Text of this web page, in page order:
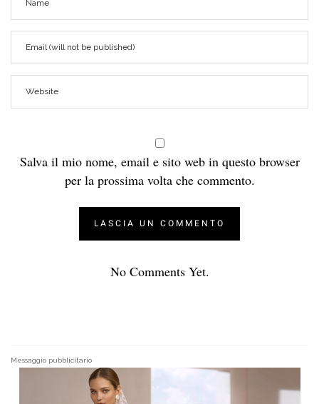
Salva il mio nome, email e sito web in questo browser
per la prossima volta che commento.
No Comments Yet.
Messaggio pubblicitario